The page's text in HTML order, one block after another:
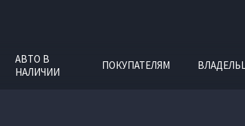
АВТО В
НАЛИЧИИ
ПОКУПАТЕЛЯМ